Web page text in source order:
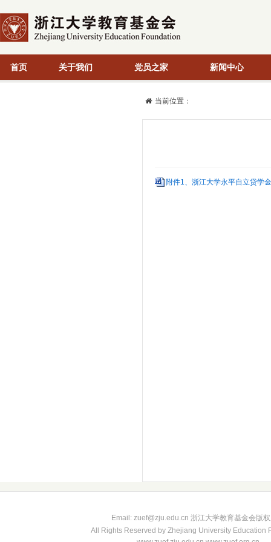
首页 关于我们 党员之家 新闻中心
当前位置：
附件1、浙江大学永平自立贷学
Email: zuef@zju.edu.cn 浙江大学教育基金会版
All Rights Reserved by Zhejiang University Education